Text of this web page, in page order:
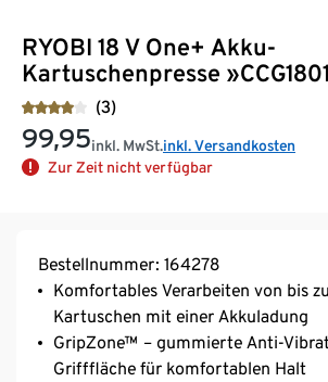
RYOBI 18 V One+ Akku-
Kartuschenpresse
(3)
99,95inkl. MwSt.inkl. Versandkosten
Zur Zeit nicht verfügbar
Bestellnummer: 164278
Komfortables Verarbeiten von bis
Kartuschen mit einer Akkuladung
GripZone™ – gummierte Anti-
Grifffläche für komfortablen Halt